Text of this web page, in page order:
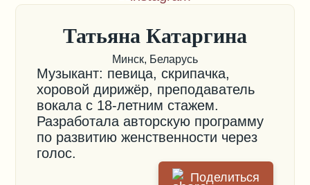
Татьяна Катаргина
Минск, Беларусь
Музыкант: певица, скрипачка,
хоровой дирижёр, преподаватель
вокала с 18-летним стажем.
Разработала авторскую программу
по развитию женственности через
голос.
Поделиться